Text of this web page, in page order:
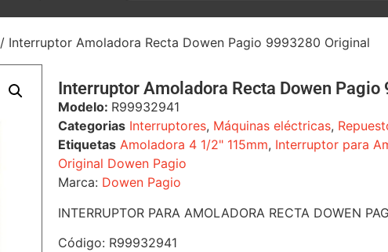
/ Interruptor Amoladora Recta Dowen Pagio 9993280 Original
Interruptor Amoladora Recta Dowen Pagio
Modelo: R99932941
Categorias Interruptores, Máquinas eléctricas,
Etiquetas Amoladora 4 1/2" 115mm, Interruptor para
Original Dowen Pagio
Marca: Dowen Pagio
INTERRUPTOR PARA AMOLADORA RECTA DOWEN
Código: R99932941